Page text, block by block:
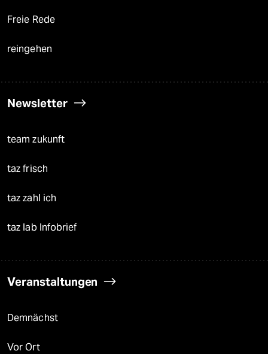
Freie Rede
reingehen
Newsletter
team zukunft
taz frisch
taz zahl ich
taz lab Infobrief
Veranstaltungen
Demnächst
Vor Ort